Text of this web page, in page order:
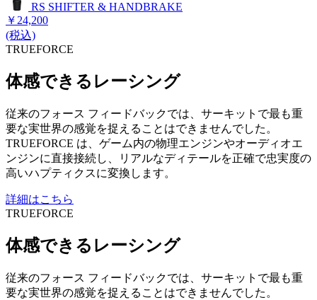
RS SHIFTER & HANDBRAKE
￥24,200
(税込)
TRUEFORCE
体感できるレーシング
従来のフォース フィードバックでは、サーキットで最も重
要な実世界の感覚を捉えることはできませんでした。
TRUEFORCE は、ゲーム内の物理エンジンやオーディオエ
ンジンに直接接続し、リアルなディテールを正確で忠実度の
高いハプティクスに変換します。
詳細はこちら
TRUEFORCE
体感できるレーシング
従来のフォース フィードバックでは、サーキットで最も重
要な実世界の感覚を捉えることはできませんでした。